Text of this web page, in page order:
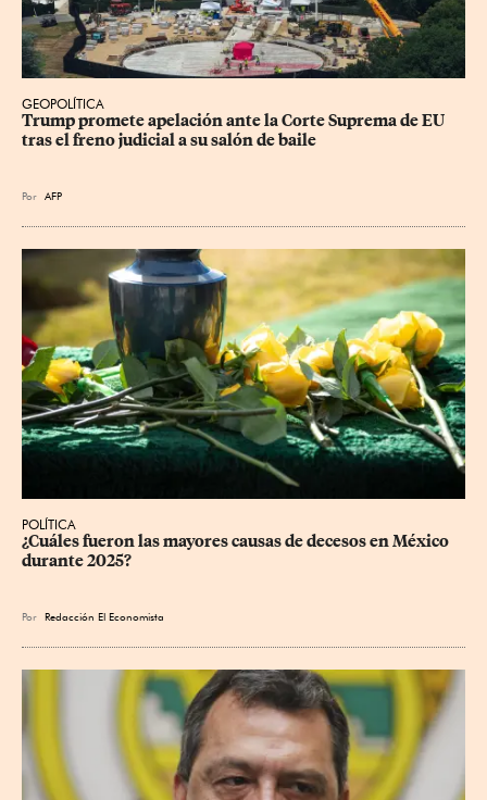
GEOPOLÍTICA
Trump promete apelación ante la Corte Suprema de EU
tras el freno judicial a su salón de baile
Por AFP
POLÍTICA
¿Cuáles fueron las mayores causas de decesos en México
durante 2025?
Por Redacción El Economista